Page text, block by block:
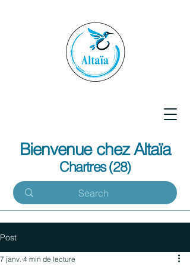
Bienvenue chez Altaïa
Chartres (28)
Post
7 janv. 4 min de lecture